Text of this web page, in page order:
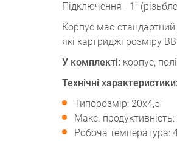
Підключення - 1"
Корпус має
які картриджі розміру
У комплекті: корпус,
Технічні характеристики:
Типорозмір: 20х4,5"
Макс.
Робоча температура: